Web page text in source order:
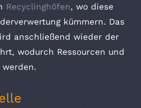
Recyclinghöfen, wo diese
kümmern. Das
anschließend wieder der
wodurch Ressourcen und